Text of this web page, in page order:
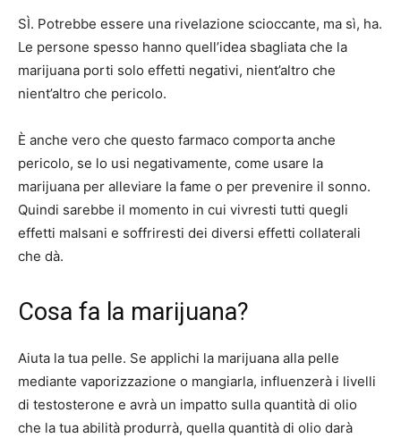
SÌ. Potrebbe essere una rivelazione scioccante, ma sì, ha.
Le persone spesso hanno quell’idea sbagliata che la
marijuana porti solo effetti negativi, nient’altro che
nient’altro che pericolo.
È anche vero che questo farmaco comporta anche
pericolo, se lo usi negativamente, come usare la
marijuana per alleviare la fame o per prevenire il sonno.
Quindi sarebbe il momento in cui vivresti tutti quegli
effetti malsani e soffriresti dei diversi effetti collaterali
che dà.
Cosa fa la marijuana?
Aiuta la tua pelle. Se applichi la marijuana alla pelle
mediante vaporizzazione o mangiarla, influenzerà i livelli
di testosterone e avrà un impatto sulla quantità di olio
che la tua abilità produrrà, quella quantità di olio darà